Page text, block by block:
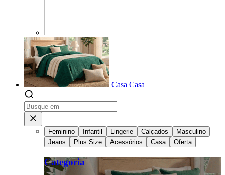
Casa Casa
Feminino Infantil Lingerie Calçados
Masculino
Jeans
Plus Size Acessórios Casa Oferta
Categoria